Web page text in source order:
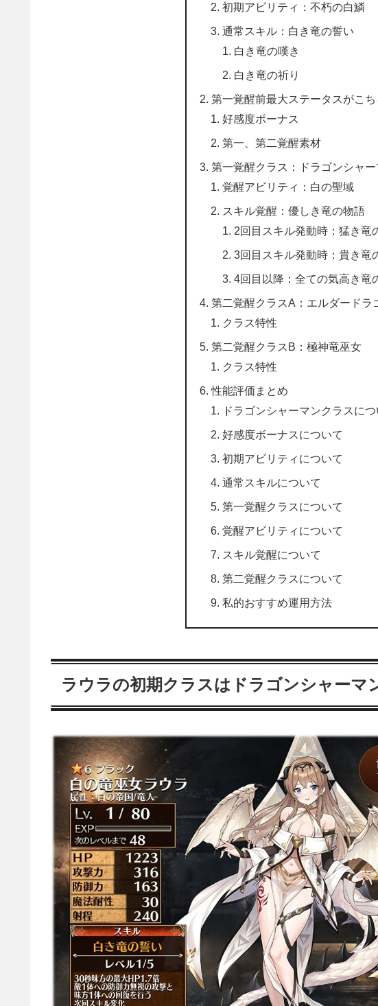
初期アビリティ：不朽の白鱗
通常スキル：白き竜の誓い
白き竜の嘆き
白き竜の祈り
第一覚醒前最大ステータスがこち
好感度ボーナス
第一、第二覚醒素材
第一覚醒クラス：ドラゴンシャ
覚醒アビリティ：白の聖域
スキル覚醒：優しき竜の物語
2回目スキル発動時：猛き竜
3回目スキル発動時：貴き竜
4回目以降：全ての気高き竜
第二覚醒クラスA：エルダードラ
クラス特性
第二覚醒クラスB：極神竜巫女
クラス特性
性能評価まとめ
ドラゴンシャーマンクラスにつ
好感度ボーナスについて
初期アビリティについて
通常スキルについて
第一覚醒クラスについて
覚醒アビリティについて
スキル覚醒について
第二覚醒クラスについて
私的おすすめ運用方法
ラウラの初期クラスはドラゴンシャーマ